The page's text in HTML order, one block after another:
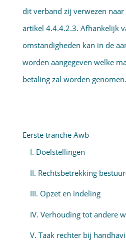
dit verband zij verwezen
artikel 4.4.4.2.3. Afhankelijk
omstandigheden kan in de
worden aangegeven welke
betaling zal worden genomen.
Eerste tranche Awb
I. Doelstellingen
II. Rechtsbetrekking
III. Opzet en indeling
IV. Verhouding tot andere
V. Taak rechter bij